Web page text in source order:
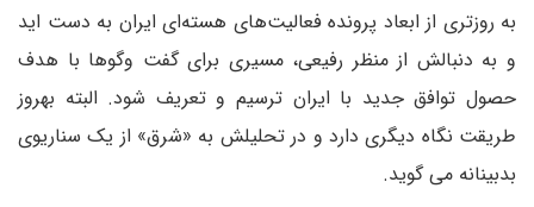
به روزتری از ابعاد پرونده فعالیت‌های هسته‌ای ایران به دست اید
و به دنبالش از منظر رفیعی، مسیری برای گفت وگوها با هدف
حصول توافق جدید با ایران ترسیم و تعریف شود. البته بهروز
طریقت نگاه دیگری دارد و در تحلیلش به «شرق» از یک سناریوی
بدبینانه می گوید.